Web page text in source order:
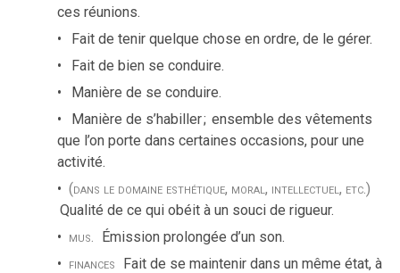
ces réunions.
Fait de tenir quelque chose en ordre, de le gérer.
Fait de bien se conduire.
Manière de se conduire.
Manière de s’habiller; ensemble des vêtements
que l’on porte dans certaines occasions, pour une
activité.
(dans le domaine esthétique, moral, intellectuel, etc.)
Qualité de ce qui obéit à un souci de rigueur.
mus. Émission prolongée d’un son.
finances Fait de se maintenir dans un même état, à